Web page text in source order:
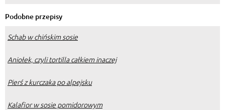
Podobne przepisy
Schab w chińskim sosie
Aniołek, czyli tortilla całkiem inaczej
Pierś z kurczaka po alpejsku
Kalafior w sosie pomidorowym